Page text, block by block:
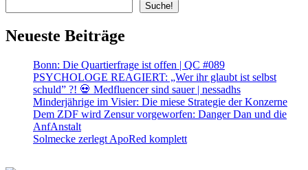
Suche!
Neueste Beiträge
Bonn: Die Quartierfrage ist offen | QC #089
PSYCHOLOGE REAGIERT: „Wer ihr glaubt ist selbst
schuld” ?! 💀 Medfluencer sind sauer | nessadhs
Minderjährige im Visier: Die miese Strategie der Konzerne
Dem ZDF wird Zensur vorgeworfen: Danger Dan und die
AnfAnstalt
Solmecke zerlegt ApoRed komplett